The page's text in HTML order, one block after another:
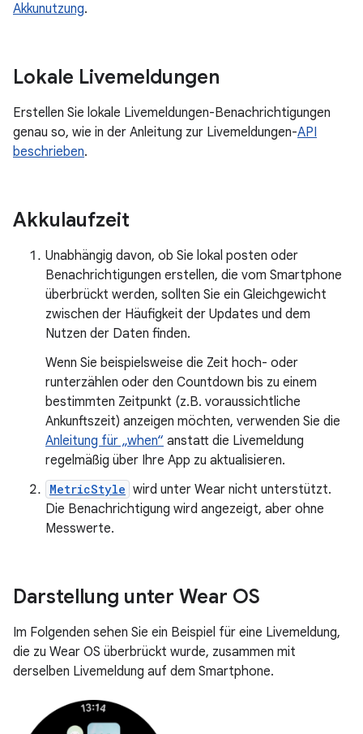
Akkunutzung.
Lokale Livemeldungen
Erstellen Sie lokale Livemeldungen-Benachrichtigungen
genau so, wie in der Anleitung zur Livemeldungen-API
beschrieben.
Akkulaufzeit
Unabhängig davon, ob Sie lokal posten oder
Benachrichtigungen erstellen, die vom Smartphone
überbrückt werden, sollten Sie ein Gleichgewicht
zwischen der Häufigkeit der Updates und dem
Nutzen der Daten finden.
Wenn Sie beispielsweise die Zeit hoch- oder
runterzählen oder den Countdown bis zu einem
bestimmten Zeitpunkt (z.B. voraussichtliche
Ankunftszeit) anzeigen möchten, verwenden Sie die
Anleitung für „when“ anstatt die Livemeldung
regelmäßig über Ihre App zu aktualisieren.
MetricStyle wird unter Wear nicht unterstützt.
Die Benachrichtigung wird angezeigt, aber ohne
Messwerte.
Darstellung unter Wear OS
Im Folgenden sehen Sie ein Beispiel für eine Livemeldung,
die zu Wear OS überbrückt wurde, zusammen mit
derselben Livemeldung auf dem Smartphone.